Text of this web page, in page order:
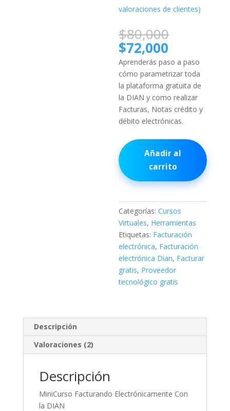
Valorado con
5.00de 5 en
de clientes
valoraciones de clientes)
$80,000
original
era:
$80,000.
$72,000
precio
actual
es:
$72,000.
Aprenderás paso a paso
cómo parametrizar toda
la plataforma gratuita de
la DIAN y como realizar
Facturas, Notas crédito y
débito electrónicas.
MiniCurso
Facturando
Electrónicamente
Con
DIAN
cantidad
Añadir al
carrito
Categorías:Cursos
Virtuales, Herramientas
Etiquetas: Facturación
electrónica, Facturación
electrónica Dian, Facturar
gratis, Proveedor
tecnológico gratis
Descripción
Valoraciones (2)
Descripción
MiniCurso Facturando Electrónicamente Con
la DIAN